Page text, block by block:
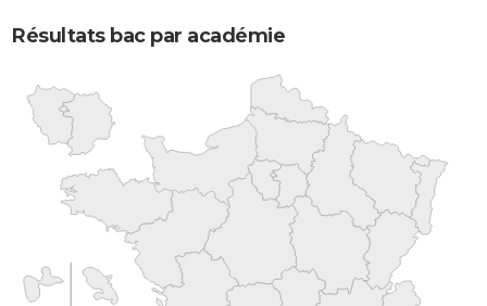
Résultats bac par académie